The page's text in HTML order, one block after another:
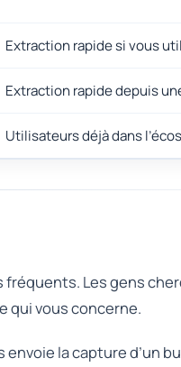
Extraction rapide si vous
Extraction rapide depuis
Utilisateurs déjà dans
Les gens
qui vous concerne.
envoie la capture d’un